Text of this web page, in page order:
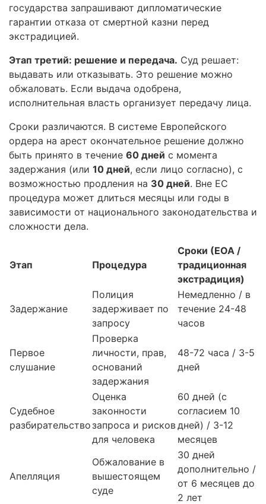
государства запрашивают дипломатические
гарантии отказа от смертной казни перед
экстрадицией.
Этап третий: решение и передача. Суд решает:
выдавать или отказывать. Это решение можно
обжаловать. Если выдача одобрена,
исполнительная власть организует передачу лица.
Сроки различаются. В системе Европейского
ордера на арест окончательное решение должно
быть принято в течение 60 дней с момента
задержания (или 10 дней, если лицо согласно), с
возможностью продления на 30 дней. Вне ЕС
процедура может длиться месяцы или годы в
зависимости от национального законодательства и
сложности дела.
Этап Процедура
Сроки (ЕОА /
традиционная
экстрадиция)
Задержание
Полиция
задерживает по
запросу
Немедленно / в
течение 24-48
часов
Первое
слушание
Проверка
личности, прав,
оснований
задержания
48-72 часа / 3-5
дней
Судебное
разбирательство
Оценка
законности
запроса и рисков
для человека
60 дней (с
согласием 10
дней) / 3-12
месяцев
Апелляция
Обжалование в
вышестоящем
суде
30 дней
дополнительно /
от 6 месяцев до
2 лет